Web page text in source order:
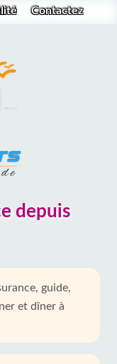
Contactez
depuis
guide,
et dîner à